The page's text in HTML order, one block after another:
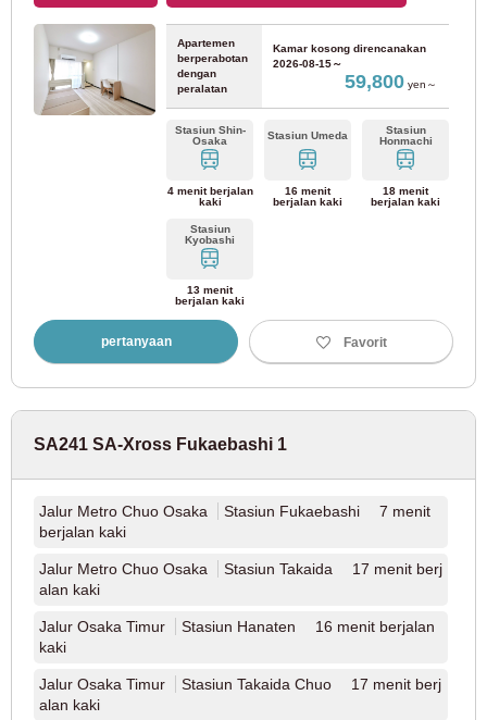
Apartemen
berperabotan
dengan
peralatan
Kamar kosong direncanakan
2026-08-15～
59,800yen～
Stasiun Shin-
Osaka
4 menit berjalan
kaki
Stasiun Umeda
16 menit
berjalan kaki
Stasiun
Honmachi
18 menit
berjalan kaki
Stasiun
Kyobashi
13 menit
berjalan kaki
pertanyaan Favorit
SA241 SA-Xross Fukaebashi 1
Jalur Metro Chuo Osaka
Stasiun Fukaebashi 7 menit
berjalan kaki
Jalur Metro Chuo Osaka
Stasiun Takaida 17 menit berj
alan kaki
Jalur Osaka Timur
Stasiun Hanaten 16 menit berjalan
kaki
Jalur Osaka Timur
Stasiun Takaida Chuo 17 menit berj
alan kaki